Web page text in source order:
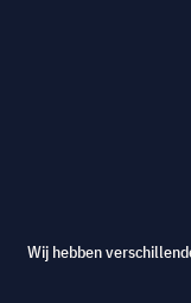
Wij hebben